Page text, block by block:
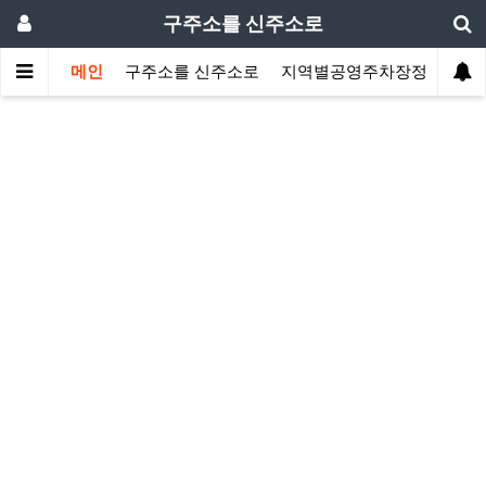
구주소를 신주소로
메인 구주소를 신주소로 지역별공영주차장정보 지